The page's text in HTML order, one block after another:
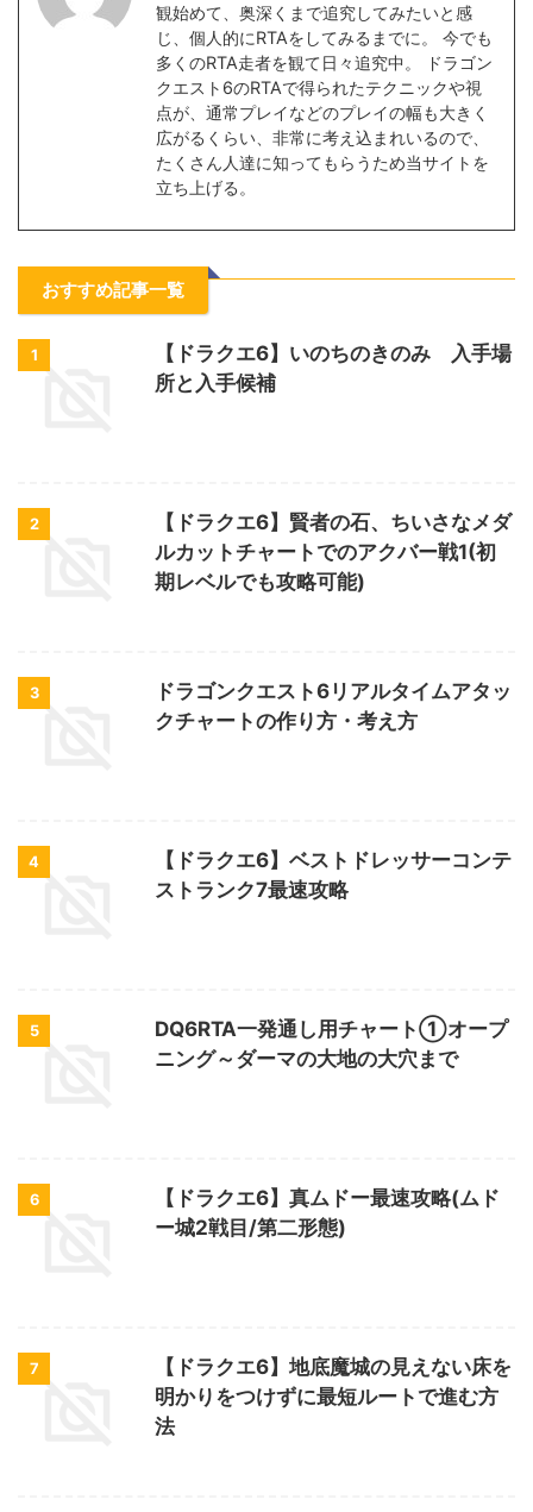
観始めて、奥深くまで追究してみたいと感
じ、個人的にRTAをしてみるまでに。 今でも
多くのRTA走者を観て日々追究中。 ドラゴン
クエスト6のRTAで得られたテクニックや視
点が、通常プレイなどのプレイの幅も大きく
広がるくらい、非常に考え込まれいるので、
たくさん人達に知ってもらうため当サイトを
立ち上げる。
おすすめ記事一覧
1
【ドラクエ6】いのちのきのみ 入手場
所と入手候補
2
【ドラクエ6】賢者の石、ちいさなメダ
ルカットチャートでのアクバー戦1(初
期レベルでも攻略可能)
3
ドラゴンクエスト6リアルタイムアタッ
クチャートの作り方・考え方
4
【ドラクエ6】ベストドレッサーコンテ
ストランク7最速攻略
5
DQ6RTA一発通し用チャート①オープ
ニング～ダーマの大地の大穴まで
6
【ドラクエ6】真ムドー最速攻略(ムド
ー城2戦目/第二形態)
7
【ドラクエ6】地底魔城の見えない床を
明かりをつけずに最短ルートで進む方
法